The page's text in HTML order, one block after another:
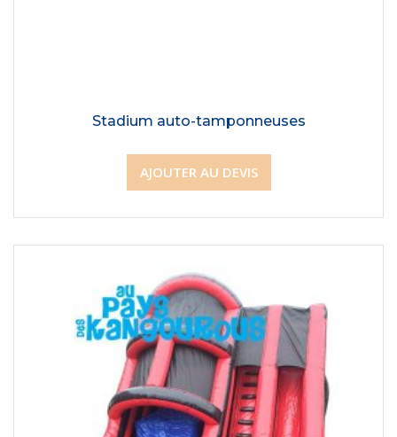
Stadium auto-tamponneuses
AJOUTER AU DEVIS